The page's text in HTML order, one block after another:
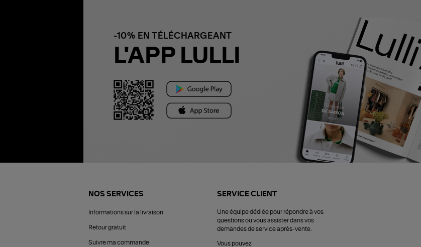
-10% EN TÉLÉCHARGEANT
L'APP LULLI
NOS SERVICES
Informations sur la livraison
Retour gratuit
Suivre ma commande
SERVICE CLIENT
Une équipe dédiée pour répondre à vos
questions ou vous assister dans vos
demandes de service après-vente.
Vous pouvez